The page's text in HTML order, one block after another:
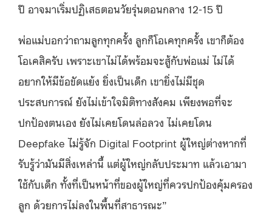
ปี อาจมาเริ่มปฏิเสธตอนวัยรุ่นตอนกลาง 12-15 ปี
พ่อแม่บอกว่าถามลูกทุกครั้ง ลูกก็โอเคทุกครั้ง เขาก็ต้อง
โอเคสิครับ เพราะเขาไม่ได้พร้อมจะสู้กับพ่อแม่ ไม่ได้
อยากให้มีข้อขัดแย้ง ยิ่งเป็นเด็ก เขายิ่งไม่มีชุด
ประสบการณ์ ยังไม่เข้าใจมิติทางสังคม เพียงพอที่จะ
ปกป้องตนเอง ยังไม่เคยโดนล่อลวง ไม่เคยโดน
Deepfake ไม่รู้จัก Digital Footprint ผู้ใหญ่ต่างหากที่
รับรู้ว่ามันมีสิ่งเหล่านี้ แต่ผู้ใหญ่กลับประมาท แล้วเอามา
ใช้กับเด็ก ทั้งที่เป็นหน้าที่ของผู้ใหญ่ที่ควรปกป้องคุ้มครอง
ลูก ด้วยการไม่ลงในพื้นที่สาธารณะ”